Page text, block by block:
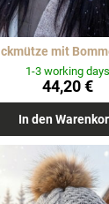
mit
1-3 working days
44,20 €
In den